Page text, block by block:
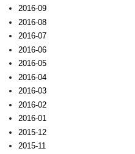
2016-09
2016-08
2016-07
2016-06
2016-05
2016-04
2016-03
2016-02
2016-01
2015-12
2015-11